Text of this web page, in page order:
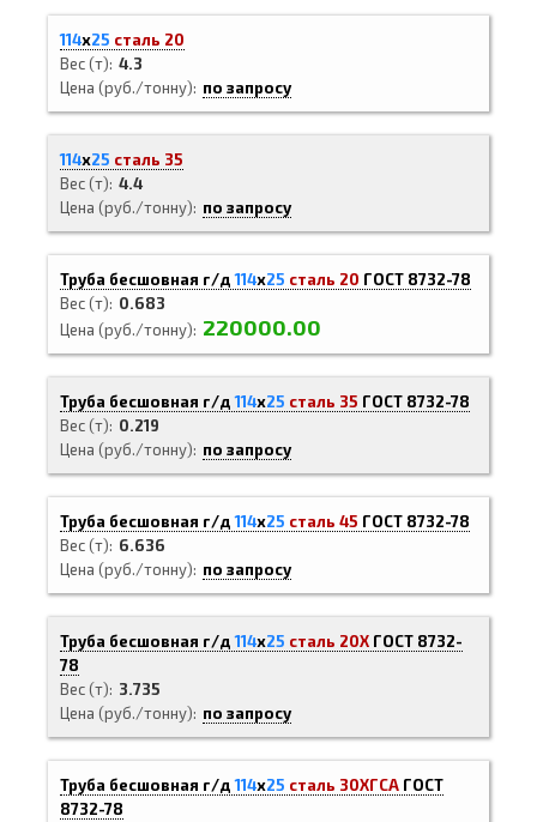
114х25 сталь 20
Вес (т) 4.3
Цена (руб./тонну)
по запросу
114х25 сталь 35
Вес (т) 4.4
Цена (руб./тонну)
по запросу
Труба бесшовная г/д114х25 сталь 20 ГОСТ 8732-78
Вес (т)
0.683
Цена (руб./тонну)
220000.00
Труба бесшовная г/д114х25 сталь 35 ГОСТ 8732-78
Вес (т)
0.219
Цена (руб./тонну)
по запросу
Труба бесшовная г/д114х25 сталь 45 ГОСТ 8732-78
Вес (т)
6.636
Цена (руб./тонну)
по запросу
Труба бесшовная г/д114х25 сталь 20Х ГОСТ 8732-
78
Вес (т)
3.735
Цена (руб./тонну)
по запросу
Труба бесшовная г/д114х25 сталь 30ХГСА ГОСТ
8732-78